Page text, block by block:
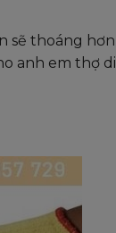
sẽ thoáng hơn
anh em thợ di